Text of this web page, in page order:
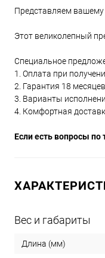
Представляем
Этот великолепный
Специальное
1. Оплата при
2. Гарантия 18
3. Варианты
4. Комфортная
Если есть вопросы по
Вес и габариты
Длина (мм)